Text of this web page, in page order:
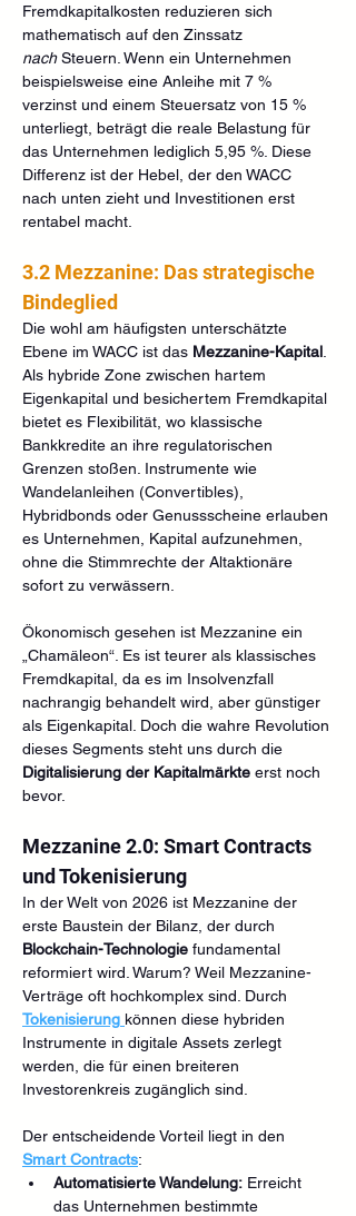
Fremdkapitalkosten reduzieren sich
mathematisch auf den Zinssatz
nach Steuern. Wenn ein Unternehmen
beispielsweise eine Anleihe mit 7 %
verzinst und einem Steuersatz von 15 %
unterliegt, beträgt die reale Belastung für
das Unternehmen lediglich 5,95 %. Diese
Differenz ist der Hebel, der den WACC
nach unten zieht und Investitionen erst
rentabel macht.
3.2 Mezzanine: Das strategische
Bindeglied
Die wohl am häufigsten unterschätzte
Ebene im WACC ist das Mezzanine-Kapital
Als hybride Zone zwischen hartem
Eigenkapital und besichertem Fremdkapital
bietet es Flexibilität, wo klassische
Bankkredite an ihre regulatorischen
Grenzen stoßen. Instrumente wie
Wandelanleihen (Convertibles),
Hybridbonds oder Genussscheine erlauben
es Unternehmen, Kapital aufzunehmen,
ohne die Stimmrechte der Altaktionäre
sofort zu verwässern.
Ökonomisch gesehen ist Mezzanine ein
„Chamäleon“. Es ist teurer als klassisches
Fremdkapital, da es im Insolvenzfall
nachrangig behandelt wird, aber günstiger
als Eigenkapital. Doch die wahre Revolution
dieses Segments steht uns durch die
Digitalisierung der Kapitalmärkte erst noch
bevor.
Mezzanine 2.0: Smart Contracts
und Tokenisierung
In der Welt von 2026 ist Mezzanine der
erste Baustein der Bilanz, der durch
Blockchain-Technologie fundamental
reformiert wird. Warum? Weil Mezzanine-
Verträge oft hochkomplex sind. Durch
Tokenisierung können diese hybriden
Instrumente in digitale Assets zerlegt
werden, die für einen breiteren
Investorenkreis zugänglich sind.
Der entscheidende Vorteil liegt in den
Smart Contracts:
Automatisierte Wandelung: Erreicht
das Unternehmen bestimmte